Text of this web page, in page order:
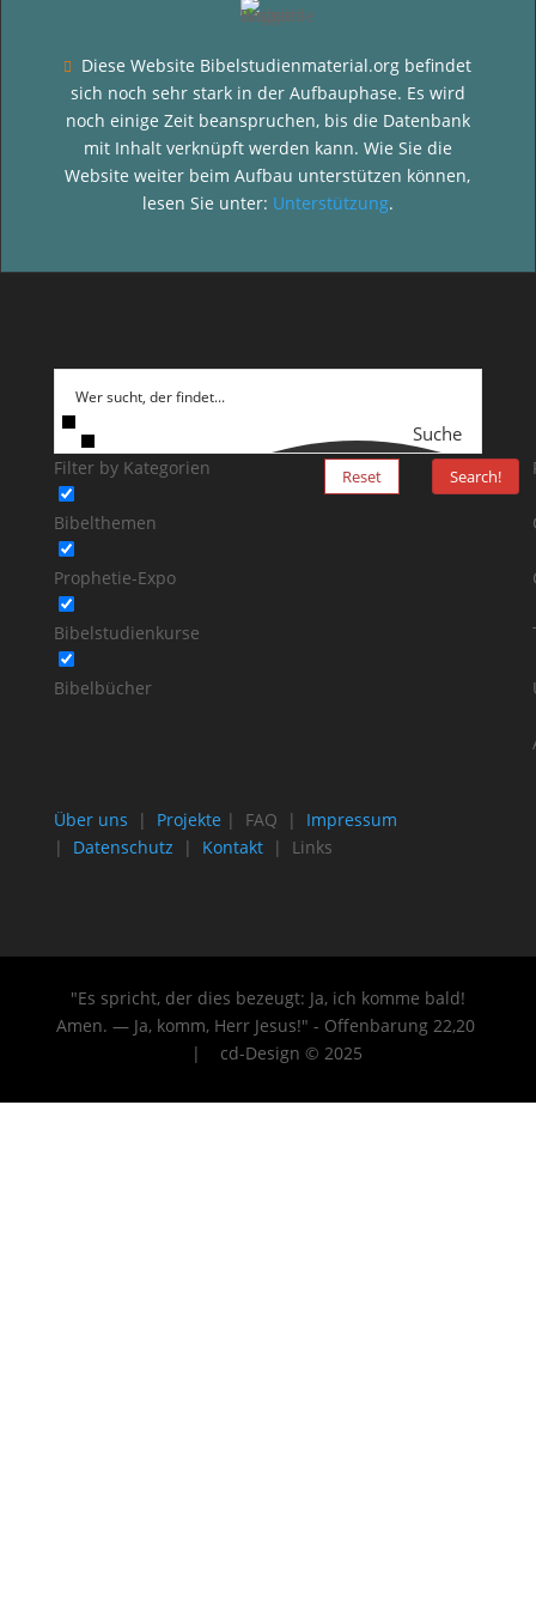

Diese Website Bibelstudienmaterial.org befindet
sich noch sehr stark in der Aufbauphase. Es wird
noch einige Zeit beanspruchen, bis die Datenbank
mit Inhalt verknüpft werden kann. Wie Sie die
Website weiter beim Aufbau unterstützen können,
lesen Sie unter: Unterstützung.
Suche
Filter by Kategorien
Bibelthemen
Prophetie-Expo
Bibelstudienkurse
Bibelbücher
Reset Search!
Über uns | Projekte | FAQ | Impressum
| Datenschutz | Kontakt| Links
"Es spricht, der dies bezeugt: Ja, ich komme bald!
Amen. — Ja, komm, Herr Jesus!" - Offenbarung 22,20
| cd-Design © 2025